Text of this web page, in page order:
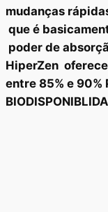
mudanças
que é
poder de
HiperZen
entre 85% e 90%